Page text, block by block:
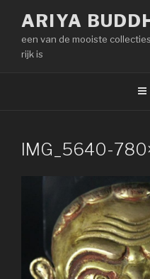
inhoud
springen
ARIYA
een van de mooiste
rijk is
IMG_5640-